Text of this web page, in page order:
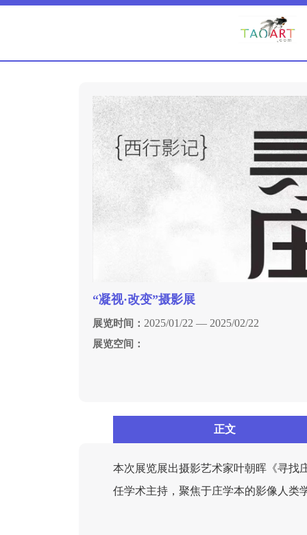
“凝视·改变”摄影展
展览时间： 2025/01/22 — 2025/02/22
展览空间：
正文
本次展览展出摄影艺术家叶朝晖《寻找
任学术主持，聚焦于庄学本的影像人类